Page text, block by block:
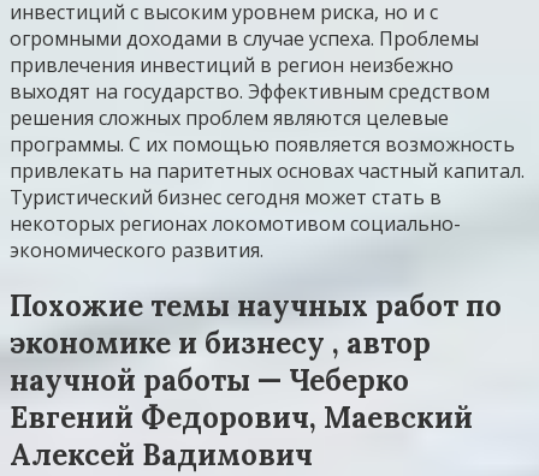
инвестиций с высоким уровнем риска, но и с
огромными доходами в случае успеха. Проблемы
привлечения инвестиций в регион неизбежно
выходят на государство. Эффективным средством
решения сложных проблем являются целевые
программы. С их помощью появляется возможность
привлекать на паритетных основах частный капитал.
Туристический бизнес сегодня может стать в
некоторых регионах локомотивом социально-
экономического развития.
Похожие темы научных работ по
экономике и бизнесу , автор
научной работы — Чеберко
Евгений Федорович, Маевский
Алексей Вадимович